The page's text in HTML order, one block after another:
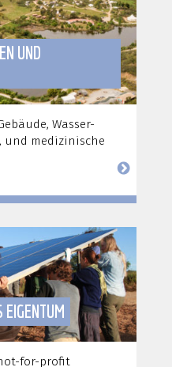
UND
Wasser-
und medizinische
EIGENTUM
for-profit